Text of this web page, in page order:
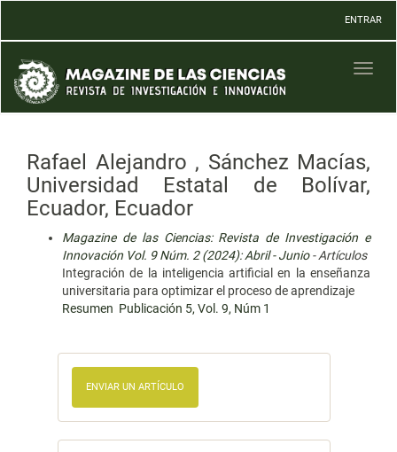
Contenido
principal
Barra
lateral
ENTRAR
Rafael Alejandro , Sánchez Macías,
Universidad Estatal de Bolívar,
Ecuador, Ecuador
Magazine de las Ciencias: Revista de Investigación e
Innovación Vol. 9 Núm. 2 (2024): Abril - Junio- Artículos
Integración de la inteligencia artificial en la enseñanza
universitaria para optimizar el proceso de aprendizaje
Resumen Publicación 5, Vol. 9, Núm 1
ENVIAR UN ARTÍCULO